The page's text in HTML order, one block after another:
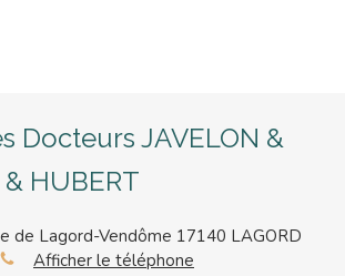
Docteurs JAVELON &
HUBERT
de Lagord-Vendôme 17140 LAGORD
Afficher le téléphone